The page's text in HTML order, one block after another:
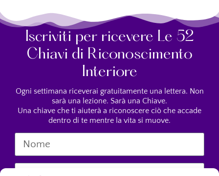
Iscriviti per ricevere Le 52
Chiavi di Riconoscimento
Interiore
Ogni settimana riceverai gratuitamente una lettera. Non
sarà una lezione. Sarà una Chiave.
Una chiave che ti aiuterà a riconoscere ciò che accade
dentro di te mentre la vita si muove.